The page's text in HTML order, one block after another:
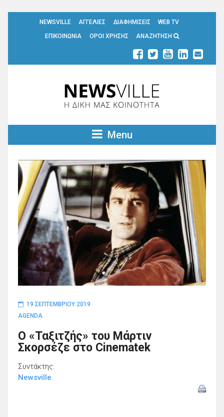
NEWSVILLE ΑΓΓΕΛΙΕΣ ΔΙΑΦΗΜΙΣΕΙΣ
WEB TV
ΕΠΙΚΟΙΝΩΝΙΑ
ΟΡΟΙ ΧΡΗΣΗΣ ΑΝΑΖΗΤΗΣΗ
Menu
19 ΣΕΠΤΕΜΒΡΊΟΥ 2019
AGENDA
O «Ταξιτζής» του Μάρτιν
Σκορσέζε στο Cinematek
Συντάκτης:
Newsville